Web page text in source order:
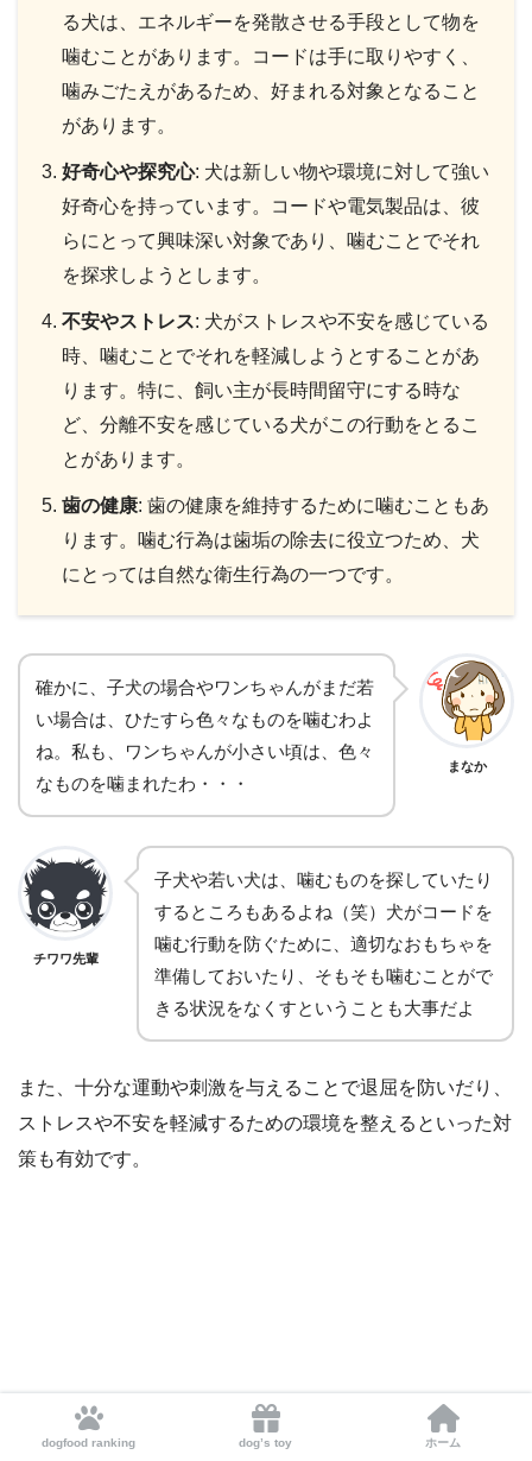
る犬は、エネルギーを発散させる手段として物を
噛むことがあります。コードは手に取りやすく、
噛みごたえがあるため、好まれる対象となること
があります。
好奇心や探究心: 犬は新しい物や環境に対して強い
好奇心を持っています。コードや電気製品は、彼
らにとって興味深い対象であり、噛むことでそれ
を探求しようとします。
不安やストレス: 犬がストレスや不安を感じている
時、噛むことでそれを軽減しようとすることがあ
ります。特に、飼い主が長時間留守にする時な
ど、分離不安を感じている犬がこの行動をとるこ
とがあります。
歯の健康: 歯の健康を維持するために噛むこともあ
ります。噛む行為は歯垢の除去に役立つため、犬
にとっては自然な衛生行為の一つです。
確かに、子犬の場合やワンちゃんがまだ若
い場合は、ひたすら色々なものを噛むわよ
ね。私も、ワンちゃんが小さい頃は、色々
なものを噛まれたわ・・・
まなか
チワワ先輩
子犬や若い犬は、噛むものを探していたり
するところもあるよね（笑）犬がコードを
噛む行動を防ぐために、適切なおもちゃを
準備しておいたり、そもそも噛むことがで
きる状況をなくすということも大事だよ
また、十分な運動や刺激を与えることで退屈を防いだり、
ストレスや不安を軽減するための環境を整えるといった対
策も有効です。
dogfood ranking dog’s toy ホーム